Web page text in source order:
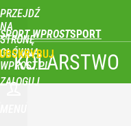
PRZEJDŹ
NA
STRONĘ
GŁÓWNĄ
WPROST.PL
SPORT WPROST
ZALOGUJ
KOLARSTWO